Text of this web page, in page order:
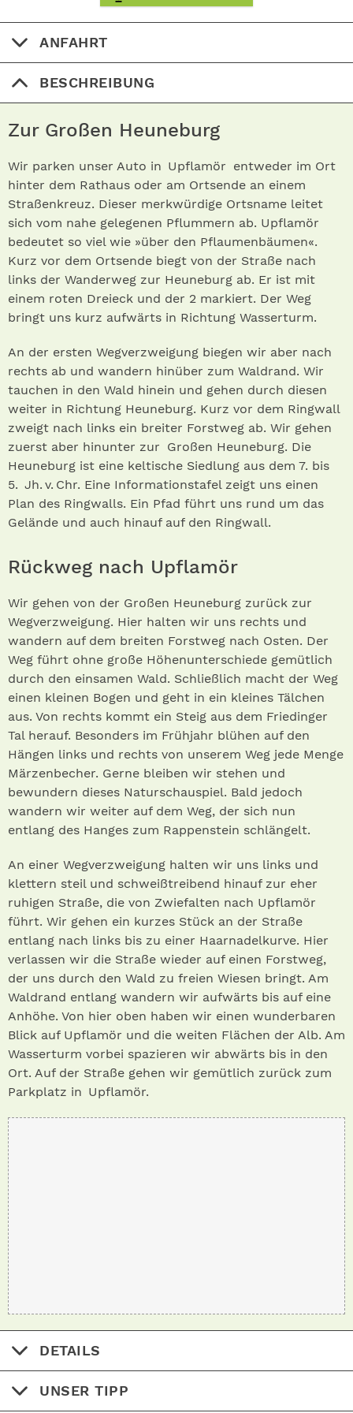
ANFAHRT
BESCHREIBUNG
Zur Großen Heuneburg
Wir parken unser Auto in Upflamör entweder im Ort
hinter dem Rathaus oder am Ortsende an einem
Straßenkreuz. Dieser merkwürdige Ortsname leitet
sich vom nahe gelegenen Pflummern ab. Upflamör
bedeutet so viel wie »über den Pflaumenbäumen«.
Kurz vor dem Ortsende biegt von der Straße nach
links der Wanderweg zur Heuneburg ab. Er ist mit
einem roten Dreieck und der 2 markiert. Der Weg
bringt uns kurz aufwärts in Richtung Wasserturm.
An der ersten Wegverzweigung biegen wir aber nach
rechts ab und wandern hinüber zum Waldrand. Wir
tauchen in den Wald hinein und gehen durch diesen
weiter in Richtung Heuneburg. Kurz vor dem Ringwall
zweigt nach links ein breiter Forstweg ab. Wir gehen
zuerst aber hinunter zur Großen Heuneburg . Die
Heuneburg ist eine keltische Siedlung aus dem 7. bis
5. Jh. v. Chr. Eine Informationstafel zeigt uns einen
Plan des Ringwall s. Ein Pfad führt uns rund um das
Gelände und auch hinauf auf den Ringwall.
Rückweg nach Upflamör
Wir gehen von der Großen Heuneburg zurück zur
Wegverzweigung. Hier halten wir uns rechts und
wandern auf dem breiten Forstweg nach Osten. Der
Weg führt ohne große Höhenunterschiede gemütlich
durch den einsamen Wald. Schließlich macht der Weg
einen kleinen Bogen und geht in ein kleines Tälchen
aus. Von rechts kommt ein Steig aus dem Friedinger
Tal herauf. Besonders im Frühjahr blühen auf den
Hängen links und rechts von unserem Weg jede Menge
Märzenbecher. Gerne bleiben wir stehen und
bewundern dieses Naturschauspiel. Bald jedoch
wandern wir weiter auf dem Weg, der sich nun
entlang des Hanges zum Rappenstein schlängelt.
An einer Wegverzweigung halten wir uns links und
klettern steil und schweißtreibend hinauf zur eher
ruhigen Straße, die von Zwiefalten nach Upflamör
führt. Wir gehen ein kurzes Stück an der Straße
entlang nach links bis zu einer Haarnadelkurve. Hier
verlassen wir die Straße wieder auf einen Forstweg,
der uns durch den Wald zu freien Wiesen bringt. Am
Waldrand entlang wandern wir aufwärts bis auf eine
Anhöhe. Von hier oben haben wir einen wunderbaren
Blick auf Upflamör und die weiten Flächen der Alb. Am
Wasserturm vorbei spazieren wir abwärts bis in den
Ort. Auf der Straße gehen wir gemütlich zurück zum
Parkplatz in Upflamör .
DETAILS
UNSER TIPP